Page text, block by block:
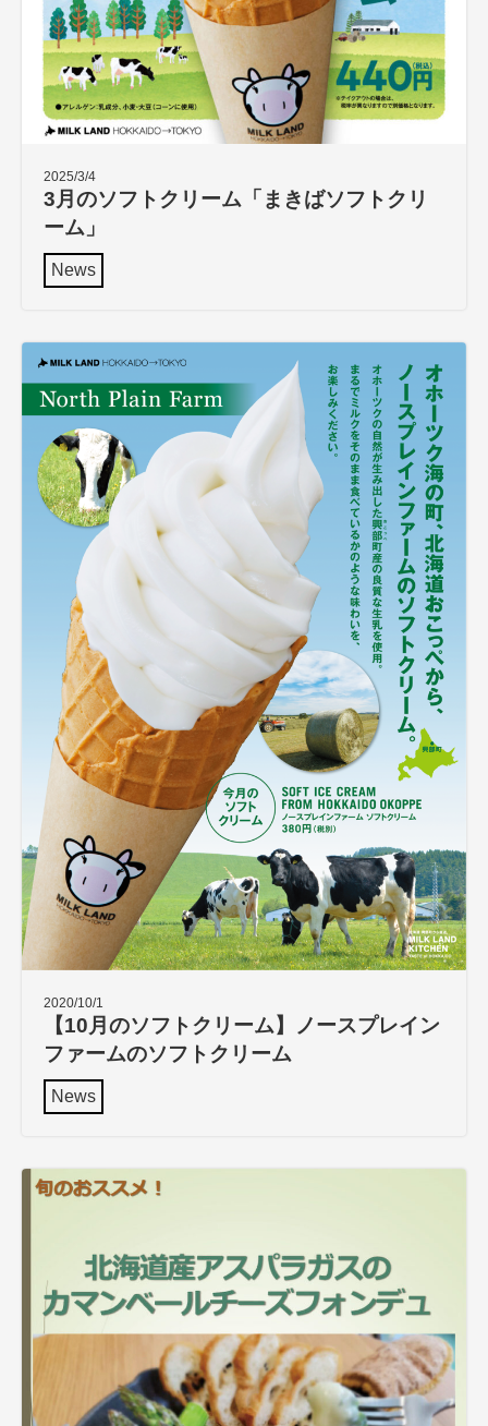
2025/3/4
3月のソフトクリーム「まきばソフトクリ
ーム」
News
2020/10/1
【10月のソフトクリーム】ノースプレイン
ファームのソフトクリーム
News